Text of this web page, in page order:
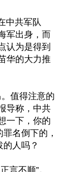
中共军队
军出身，而
认为是得到
华的大力推
值得注意的
导称，中共
一下，你的
名倒下的，
人吗？
言不顺”。